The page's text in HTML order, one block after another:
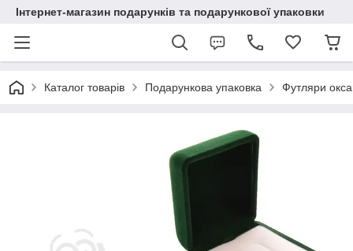
Інтернет-магазин подарунків та подарункової упаковки
Каталог товарів Подарункова упаковка Футляри